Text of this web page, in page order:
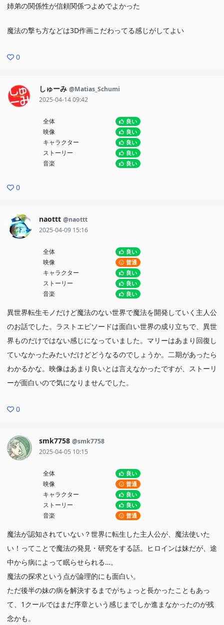
姉弟の関係性が信頼関係つよめでよかった
魔法の撃ち方などは3D作画こだわってる感じがしてよい
0
しゅーみ @Matias_Schumi
2025-04-14 09:42
全体 良い
映像 良い
キャラクター 良い
ストーリー 良い
音楽 良い
0
naottt @naottt
2025-04-09 15:16
全体 良い
映像 普通
キャラクター 良い
ストーリー 良い
音楽 良い
異世界転生モノだけど魔法のない世界で魔法を開発していく主人公
のお話でした。ラストエピソードは面白い世界の成り立ちで、異世
界ものだけではない感じになっていました。マリーはあまり回復し
ていなかったみたいだけどどうなるのでしょうか。二期があったら
わかるかな。映像はあまり良いとは言えなかったですが、ストーリ
ーが面白いので気になりませんでした。
0
smk7758 @smk7758
2025-04-05 10:15
全体 良い
映像 普通
キャラクター 良い
ストーリー 良い
音楽 普通
魔法が認知されていない？世界に転生した主人公が、魔法使いた
い！ってことで魔法の発見・研究をする話。ヒロインは妹だが、途
中から病によって眠らせられる…。
魔法の探求という点が論理的にも面白い。
ただ後半の妹の病を解決するまでがちょっと長かったこともあっ
て、1クールではまだ序章という感じまでしか進まなかったのが残
念かも。